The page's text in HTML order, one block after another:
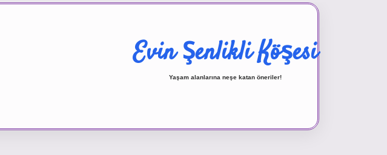
Evin Şenlikli Köşesi
Yaşam alanlarına neşe katan öneriler!